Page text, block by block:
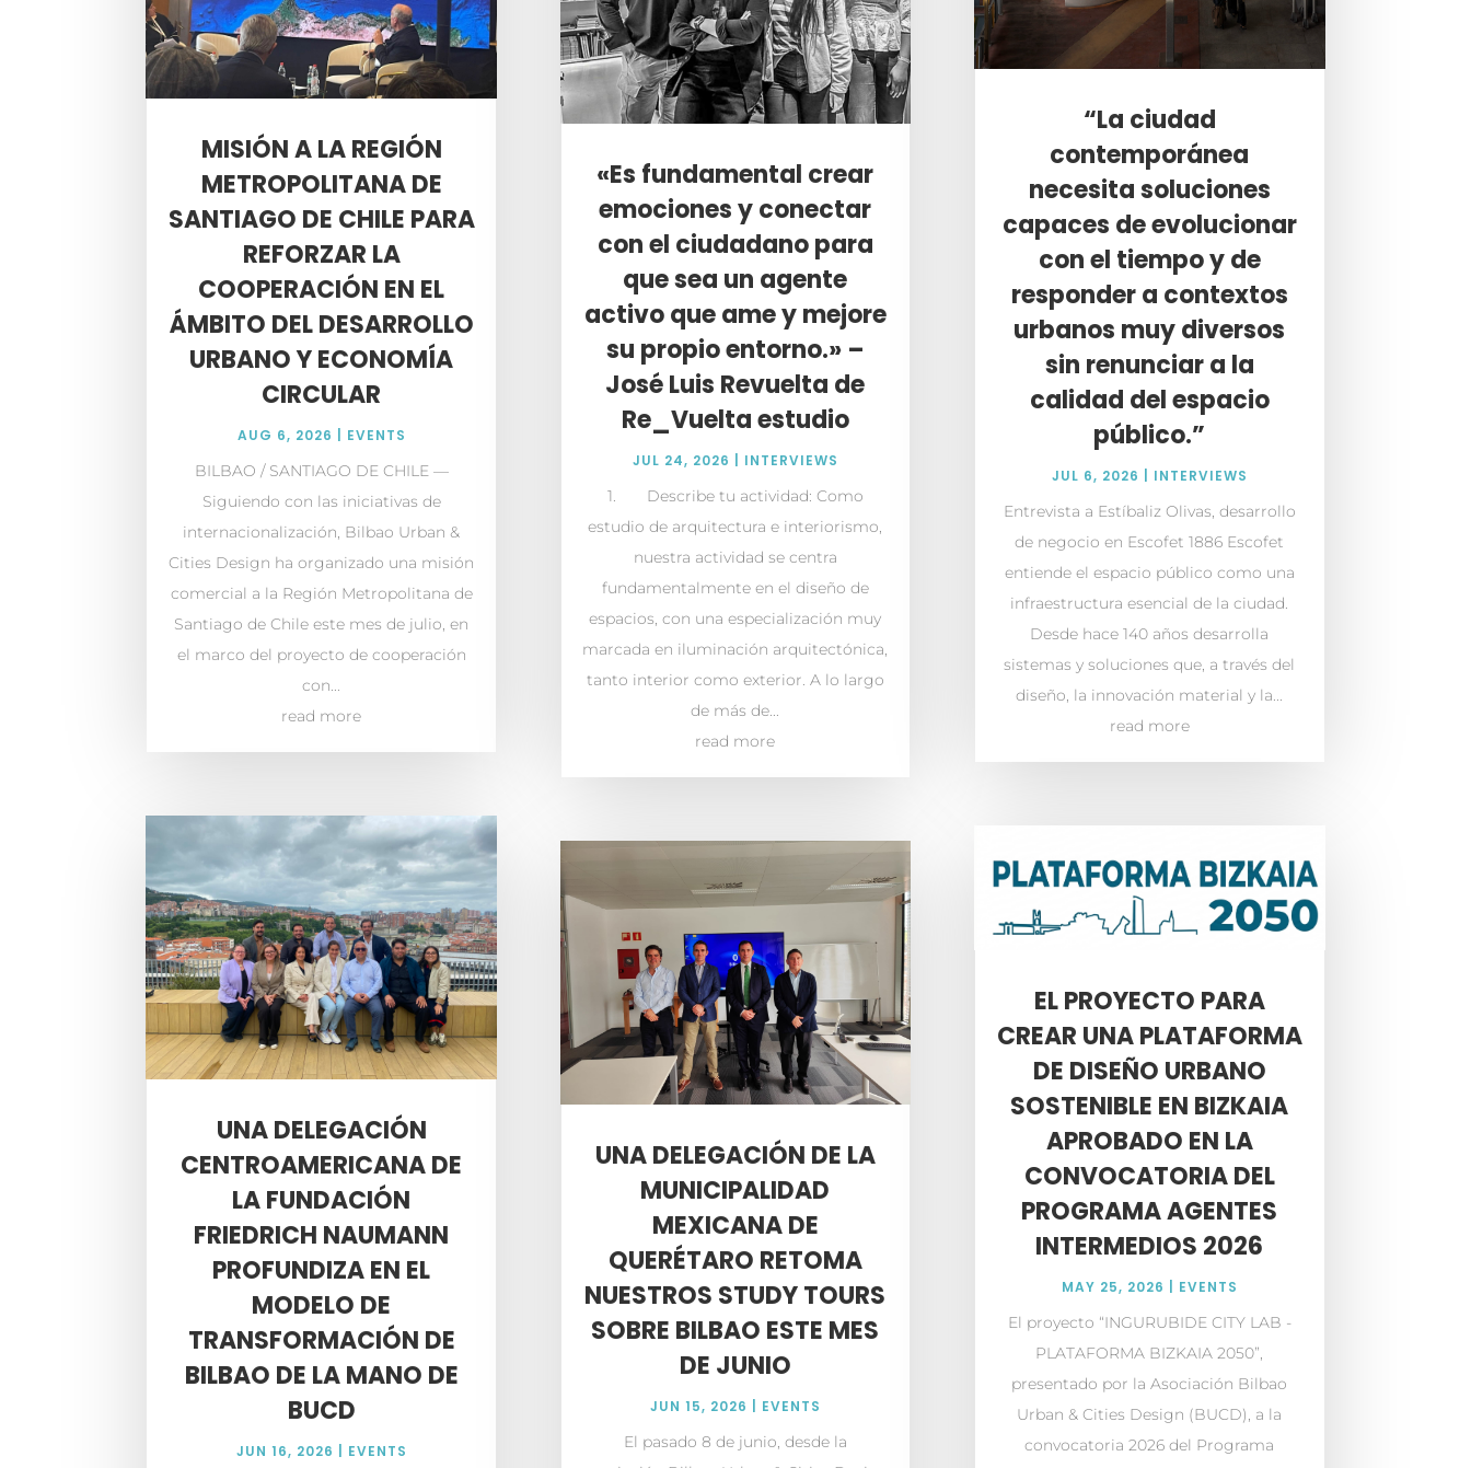
MISIÓN A LA REGIÓN
METROPOLITANA DE
SANTIAGO DE CHILE PARA
REFORZAR LA
COOPERACIÓN EN EL
ÁMBITO DEL DESARROLLO
URBANO Y ECONOMÍA
CIRCULAR
AUG 6, 2026 EVENTS
BILBAO / SANTIAGO DE CHILE —
Siguiendo con las iniciativas de
internacionalización, Bilbao Urban &
Cities Design ha organizado una misión
comercial a la Región Metropolitana de
Santiago de Chile este mes de julio, en
el marco del proyecto de cooperación
con...
read more
UNA DELEGACIÓN
CENTROAMERICANA DE
LA FUNDACIÓN
FRIEDRICH NAUMANN
PROFUNDIZA EN EL
MODELO DE
TRANSFORMACIÓN DE
BILBAO DE LA MANO DE
BUCD
JUN 16, 2026 EVENTS
«Es fundamental crear
emociones y conectar
con el ciudadano para
que sea un agente
activo que ame y mejore
su propio entorno.» –
José Luis Revuelta de
Re_Vuelta estudio
JUL 24, 2026 INTERVIEWS
1. Describe tu actividad: Como
estudio de arquitectura e interiorismo,
nuestra actividad se centra
fundamentalmente en el diseño de
espacios, con una especialización muy
marcada en iluminación arquitectónica,
tanto interior como exterior. A lo largo
de más de...
read more
UNA DELEGACIÓN DE LA
MUNICIPALIDAD
MEXICANA DE
QUERÉTARO RETOMA
NUESTROS STUDY TOURS
SOBRE BILBAO ESTE MES
DE JUNIO
JUN 15, 2026 EVENTS
El pasado 8 de junio, desde la
“La ciudad
contemporánea
necesita soluciones
capaces de evolucionar
con el tiempo y de
responder a contextos
urbanos muy diversos
sin renunciar a la
calidad del espacio
público.”
JUL 6, 2026 INTERVIEWS
Entrevista a Estíbaliz Olivas, desarrollo
de negocio en Escofet 1886 Escofet
entiende el espacio público como una
infraestructura esencial de la ciudad.
Desde hace 140 años desarrolla
sistemas y soluciones que, a través del
diseño, la innovación material y la...
read more
EL PROYECTO PARA
CREAR UNA PLATAFORMA
DE DISEÑO URBANO
SOSTENIBLE EN BIZKAIA
APROBADO EN LA
CONVOCATORIA DEL
PROGRAMA AGENTES
INTERMEDIOS 2026
MAY 25, 2026 EVENTS
El proyecto “INGURUBIDE CITY LAB -
PLATAFORMA BIZKAIA 2050”,
presentado por la Asociación Bilbao
Urban & Cities Design (BUCD), a la
convocatoria 2026 del Programa